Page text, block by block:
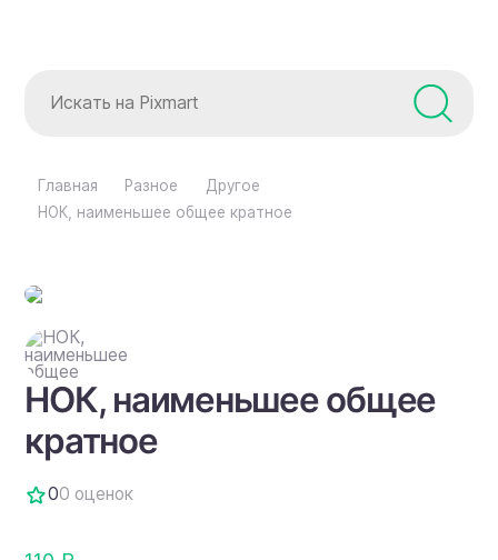
Главная Разное
Другое
НОК, наименьшее общее кратное
НОК, наименьшее общее
кратное
00 оценок